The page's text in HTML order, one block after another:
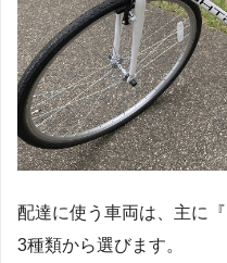
配達に使う車両は、主に『
3種類から選びます。